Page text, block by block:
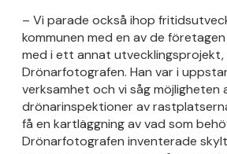
– Vi parade också ihop
kommunen med en av de
med i ett annat utvecklingsprojekt,
Drönarfotografen. Han var i
verksamhet och vi såg möjligheten
drönarinspektioner av
få en kartläggning av vad som
Drönarfotografen inventerade